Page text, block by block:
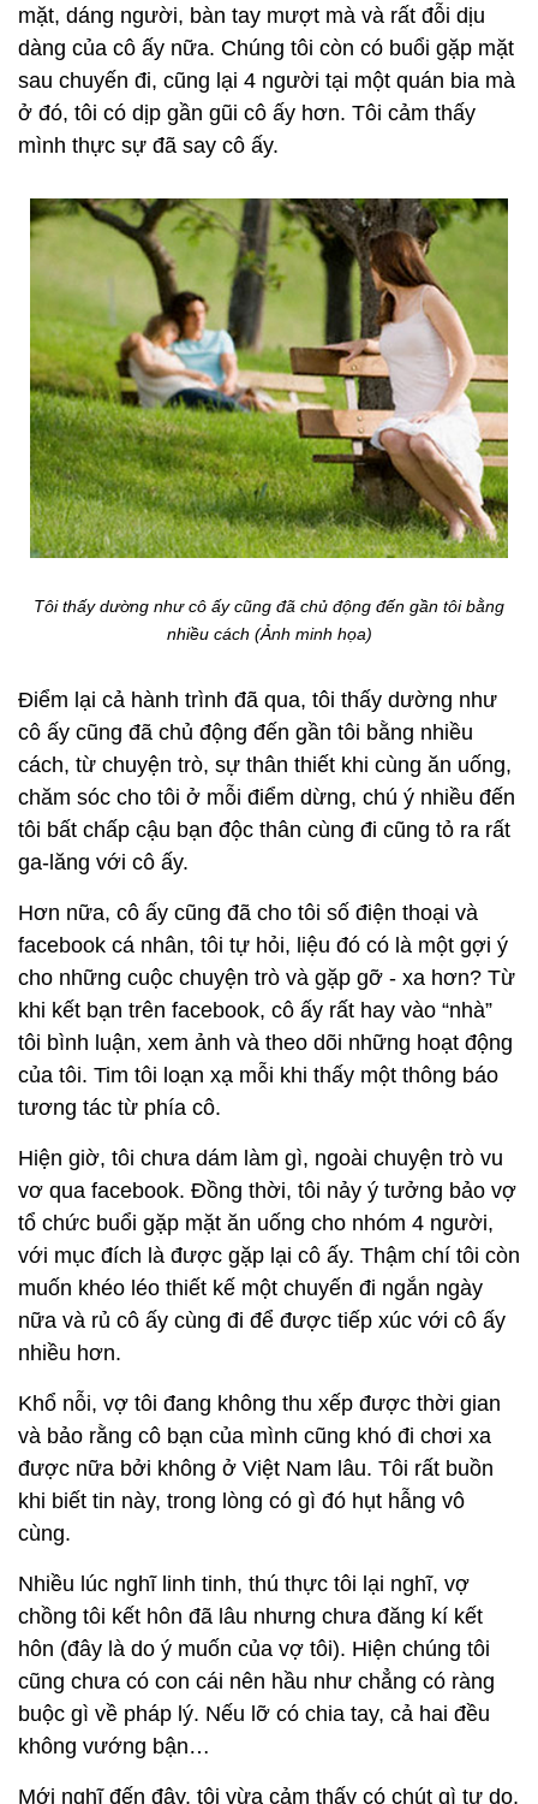
mặt, dáng người, bàn tay mượt mà và rất đỗi dịu
dàng của cô ấy nữa. Chúng tôi còn có buổi gặp mặt
sau chuyến đi, cũng lại 4 người tại một quán bia mà
ở đó, tôi có dịp gần gũi cô ấy hơn. Tôi cảm thấy
mình thực sự đã say cô ấy.
Tôi thấy dường như cô ấy cũng đã chủ động đến gần tôi bằng
nhiều cách (Ảnh minh họa)
Điểm lại cả hành trình đã qua, tôi thấy dường như
cô ấy cũng đã chủ động đến gần tôi bằng nhiều
cách, từ chuyện trò, sự thân thiết khi cùng ăn uống,
chăm sóc cho tôi ở mỗi điểm dừng, chú ý nhiều đến
tôi bất chấp cậu bạn độc thân cùng đi cũng tỏ ra rất
ga-lăng với cô ấy.
Hơn nữa, cô ấy cũng đã cho tôi số điện thoại và
facebook cá nhân, tôi tự hỏi, liệu đó có là một gợi ý
cho những cuộc chuyện trò và gặp gỡ - xa hơn? Từ
khi kết bạn trên facebook, cô ấy rất hay vào “nhà”
tôi bình luận, xem ảnh và theo dõi những hoạt động
của tôi. Tim tôi loạn xạ mỗi khi thấy một thông báo
tương tác từ phía cô.
Hiện giờ, tôi chưa dám làm gì, ngoài chuyện trò vu
vơ qua facebook. Đồng thời, tôi nảy ý tưởng bảo vợ
tổ chức buổi gặp mặt ăn uống cho nhóm 4 người,
với mục đích là được gặp lại cô ấy. Thậm chí tôi còn
muốn khéo léo thiết kế một chuyến đi ngắn ngày
nữa và rủ cô ấy cùng đi để được tiếp xúc với cô ấy
nhiều hơn.
Khổ nỗi, vợ tôi đang không thu xếp được thời gian
và bảo rằng cô bạn của mình cũng khó đi chơi xa
được nữa bởi không ở Việt Nam lâu. Tôi rất buồn
khi biết tin này, trong lòng có gì đó hụt hẫng vô
cùng.
Nhiều lúc nghĩ linh tinh, thú thực tôi lại nghĩ, vợ
chồng tôi kết hôn đã lâu nhưng chưa đăng kí kết
hôn (đây là do ý muốn của vợ tôi). Hiện chúng tôi
cũng chưa có con cái nên hầu như chẳng có ràng
buộc gì về pháp lý. Nếu lỡ có chia tay, cả hai đều
không vướng bận…
Mới nghĩ đến đây, tôi vừa cảm thấy có chút gì tự do,